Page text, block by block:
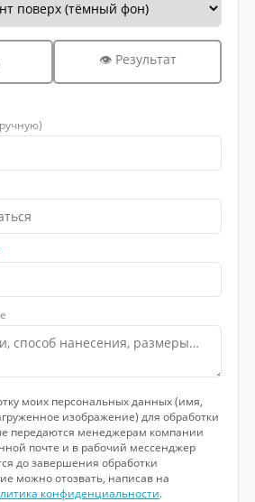
👁 Результат
моих персональных данных (имя,
изображение) для обработки
передаются менеджерам компании
почте и в рабочий мессенджер
до завершения обработки
можно отозвать, написав на
конфиденциальности.